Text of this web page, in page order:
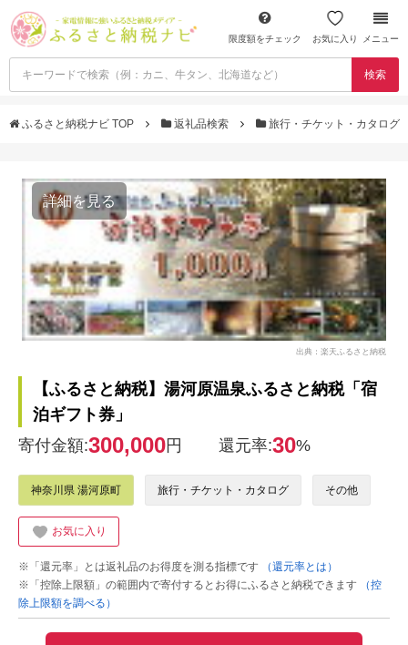
限度額をチェック お気に入り メニュー
検索
ふるさと納税ナビ TOP 返礼品検索 旅行・チケット・カタログ
詳細を見る
出典：楽天ふるさと納税
【ふるさと納税】湯河原温泉ふるさと納税「宿
泊ギフト券」
寄付金額:300,000円 還元率:30%
神奈川県 湯河原町 旅行・チケット・カタログ その他
お気に入り
※「還元率」とは返礼品のお得度を測る指標です
（還元率とは）
※「控除上限額」の範囲内で寄付するとお得にふるさと納税できます
（控
除上限額を調べる）